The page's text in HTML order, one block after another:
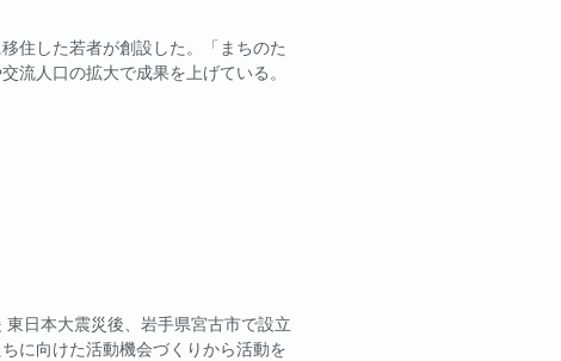
住した若者が創設した。「まちのた
流人口の拡大で成果を上げている。
日本大震災後、岩手県宮古市で設立
に向けた活動機会づくりから活動を